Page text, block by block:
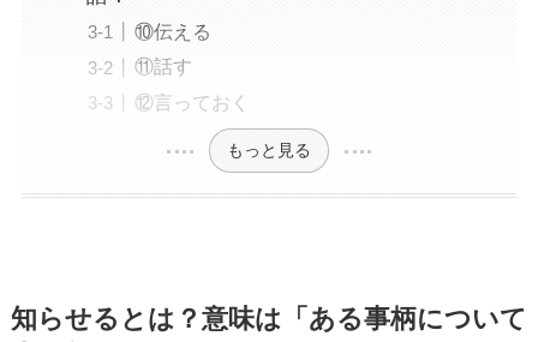
⑩伝える
⑪話す
⑫言っておく
もっと見る
知らせるとは？意味は「ある事柄について